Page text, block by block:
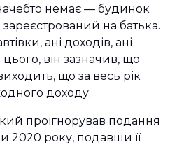
немає — будинок
на батька.
ані доходів, ані
цього, він зазначив, що
що за весь рік
доходу.
проігнорував подання
2020 року, подавши її